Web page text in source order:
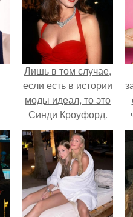
Лишь в том случае,
если есть в истории
моды идеал, то это
Синди Кроуфорд.